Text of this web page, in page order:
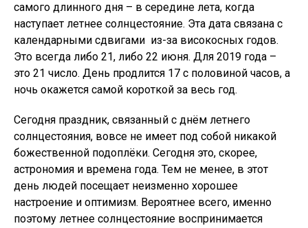
самого длинного дня – в середине лета, когда
наступает летнее солнцестояние. Эта дата связана с
календарными сдвигами из-за високосных годов.
Это всегда либо 21, либо 22 июня. Для 2019 года –
это 21 число. День продлится 17 с половиной часов, а
ночь окажется самой короткой за весь год.
Сегодня праздник, связанный с днём летнего
солнцестояния, вовсе не имеет под собой никакой
божественной подоплёки. Сегодня это, скорее,
астрономия и времена года. Тем не менее, в этот
день людей посещает неизменно хорошее
настроение и оптимизм. Вероятнее всего, именно
поэтому летнее солнцестояние воспринимается